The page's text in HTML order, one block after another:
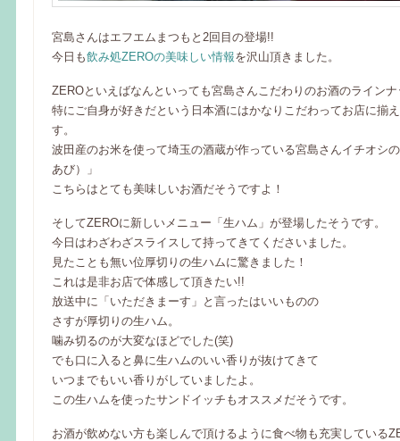
宮島さんはエフエムまつもと2回目の登場!!
今日も飲み処ZEROの美味しい情報を沢山頂きました。
ZEROといえばなんといっても宮島さんこだわりのお酒のラインナ
特にご自身が好きだという日本酒にはかなりこだわってお店に揃
す。
波田産のお米を使って埼玉の酒蔵が作っている宮島さんイチオシ
あび）」
こちらはとても美味しいお酒だそうですよ！
そしてZEROに新しいメニュー「生ハム」が登場したそうです。
今日はわざわざスライスして持ってきてくださいました。
見たことも無い位厚切りの生ハムに驚きました！
これは是非お店で体感して頂きたい!!
放送中に「いただきまーす」と言ったはいいものの
さすが厚切りの生ハム。
噛み切るのが大変なほどでした(笑)
でも口に入ると鼻に生ハムのいい香りが抜けてきて
いつまでもいい香りがしていましたよ。
この生ハムを使ったサンドイッチもオススメだそうです。
お酒が飲めない方も楽しんで頂けるように食べ物も充実している